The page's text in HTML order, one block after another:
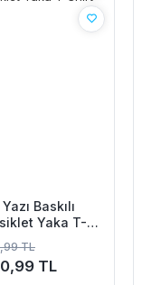
Baskılı
Yaka T-
TL
TL